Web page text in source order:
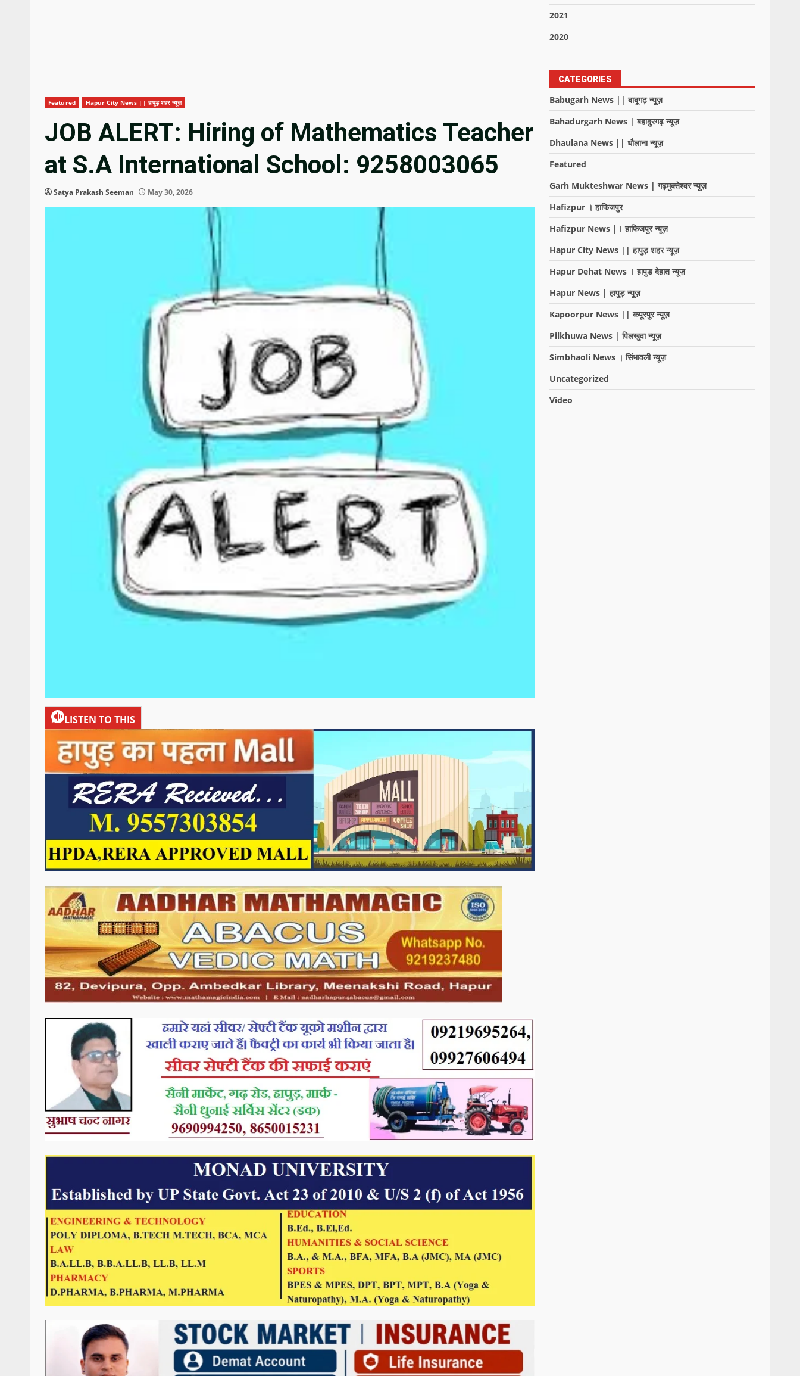
Featured Hapur City News || हापुड़ शहर न्यूज़
JOB ALERT: Hiring of Mathematics Teacher
at S.A International School: 9258003065
Satya Prakash Seeman May 30, 2026
LISTEN TO THIS
2021
2020
CATEGORIES
Babugarh News || बाबूगढ़ न्यूज़
Bahadurgarh News | बहादुरगढ़ न्यूज़
Dhaulana News || धौलाना न्यूज़
Featured
Garh Mukteshwar News | गढ़मुक्तेश्वर न्यूज़
Hafizpur । हाफिजपुर
Hafizpur News |। हाफिजपुर न्यूज़
Hapur City News || हापुड़ शहर न्यूज़
Hapur Dehat News । हापुड देहात न्यूज़
Hapur News | हापुड़ न्यूज़
Kapoorpur News || कपूरपुर न्यूज़
Pilkhuwa News | पिलखुवा न्यूज़
Simbhaoli News । सिंभावली न्यूज़
Uncategorized
Video